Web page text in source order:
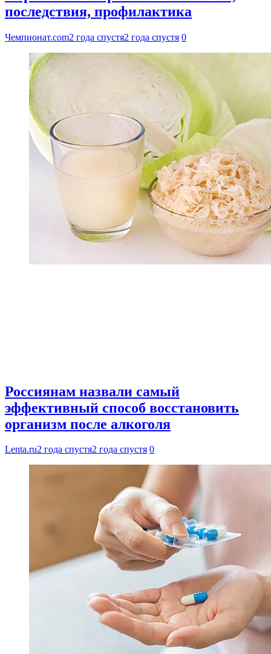
последствия, профилактика
Чемпионат.com2 года спустя2 года спустя 0
Россиянам назвали самый
эффективный способ восстановить
организм после алкоголя
Lenta.ru2 года спустя2 года спустя 0